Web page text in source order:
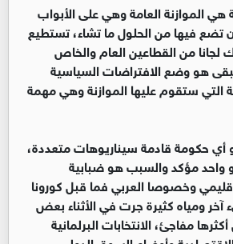
هي الموازنة العامة وهي على الأبواب
تضع فيها من الحلول ما تشاء، تستطيع
من القطاعين العام والخاص
هو وضع الافتراضات السياسية
التي ستقوم عليها الموازنة وهي مهمة
أي حكومة قادمة سيناريوهات متعددة،
واحد مؤكد والسبب هو ضبابية
وخصوصا العربي فما قبل كورونا
ومياه كثيرة جرت في الأثناء بعض
مفاجئ، الانتخابات البرلمانية